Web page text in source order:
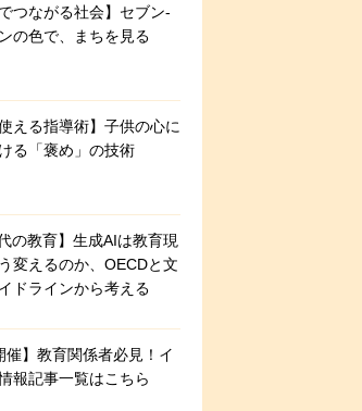
でつながる社会】セブン‐
の色で、まちを見る
使える指導術】子供の心に
る「褒め」の技術
の教育】生成AIは教育現
変えるのか、OECDと文
ドラインから考える
催】教育関係者必見！イ
報記事一覧はこちら